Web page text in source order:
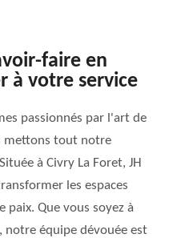
faire en
à votre service
passionnés par l'art de
mettons tout notre
à Civry La Foret, JH
les espaces
paix. Que vous soyez à
notre équipe dévouée est